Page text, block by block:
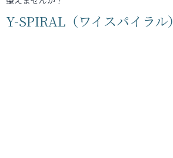
Y-SPIRAL（ワイスパイラル）